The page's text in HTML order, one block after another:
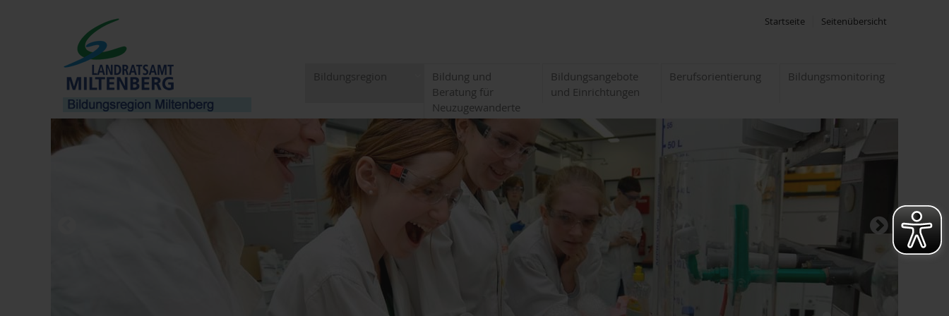
Startseite Seitenübersicht
Bildungsregion
Bildung und
Beratung für
Neuzugewanderte
Bildungsangebote
und Einrichtungen
Berufsorientierung Bildungsmonitoring